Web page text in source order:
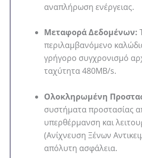
αναπλήρωση ενέργειας.
Μεταφορά Δεδομένων:
περιλαμβανόμενο
γρήγορο συγχρονισμό
ταχύτητα 480MB/s.
Ολοκληρωμένη
συστήματα προστασίας
υπερθέρμανση και
(Ανίχνευση Ξένων
απόλυτη ασφάλεια.